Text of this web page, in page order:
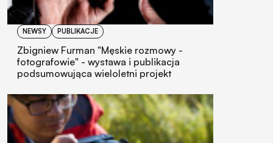
NEWSY PUBLIKACJE
Zbigniew Furman "Męskie rozmowy -
fotografowie" - wystawa i publikacja
podsumowująca wieloletni projekt